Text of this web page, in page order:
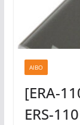
AIBO
[ERA-
ERS-